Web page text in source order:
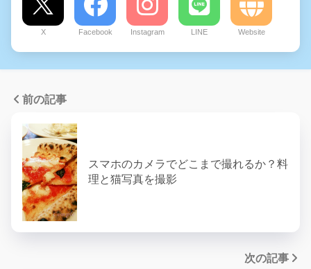
X Facebook Instagram LINE Website
前の記事
スマホのカメラでどこまで撮れるか？料
理と猫写真を撮影
次の記事